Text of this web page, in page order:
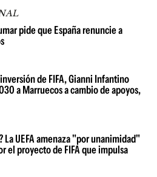
pide que España renuncie a
de FIFA, Gianni Infantino
a Marruecos a cambio de apoyos,
UEFA amenaza "por unanimidad"
el proyecto de FIFA que impulsa